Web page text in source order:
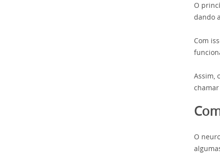
O
dando
Com
Assim,
O